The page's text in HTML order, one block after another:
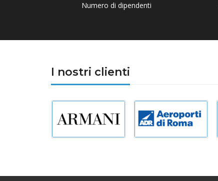
Numero di dipendenti
I nostri clienti